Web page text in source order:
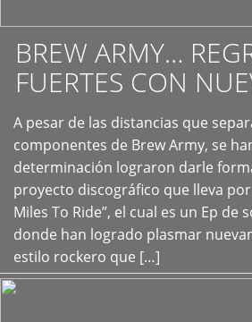
BREW ARMY…
FUERTES CON
A pesar de las distancias que
componentes de Brew Army, se
determinación lograron darle
proyecto discográfico que lleva
Miles To Ride”, el cual es un Ep de
donde han logrado plasmar
estilo rockero que […]
+